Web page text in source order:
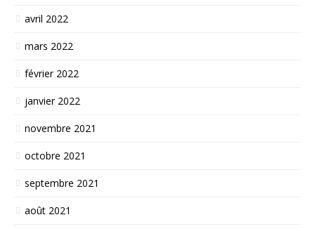
avril 2022
mars 2022
février 2022
janvier 2022
novembre 2021
octobre 2021
septembre 2021
août 2021